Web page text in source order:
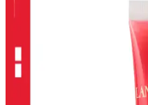
yakalayabilirsiniz.
Alerji Dostu ve Doğal
Kullanabileceğiniz En İyi
Alerji dostu ve doğal makyaj
çevre dostu ve dermatolojik
Doğru ürün seçimiyle